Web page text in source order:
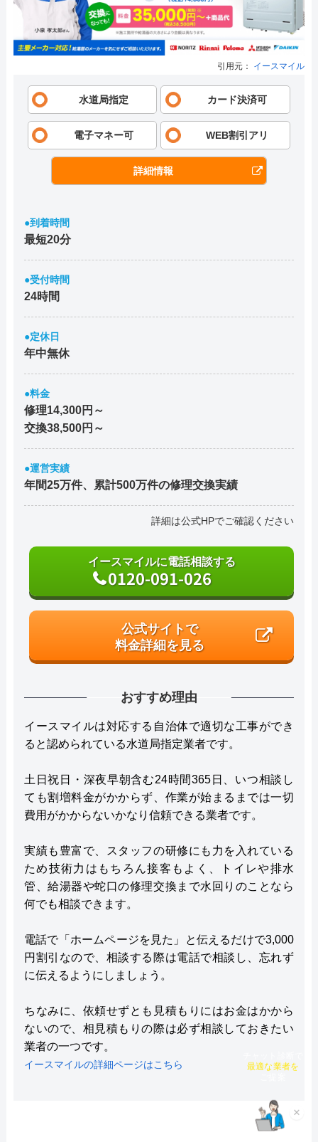
引用元： イースマイル
水道局指定 カード決済可
電子マネー可 WEB割引アリ
詳細情報
●到着時間
最短20分
●受付時間
24時間
●定休日
年中無休
●料金
修理14,300円～
交換38,500円～
●運営実績
年間25万件、累計500万件の修理交換実績
詳細は公式HPでご確認ください
イースマイルに電話相談する
0120-091-026
公式サイトで
料金詳細を見る
おすすめ理由
イースマイルは対応する自治体で適切な工事ができ
ると認められている水道局指定業者です。
土日祝日・深夜早朝含む24時間365日、いつ相談し
ても割増料金がかからず、作業が始まるまでは一切
費用がかからないかなり信頼できる業者です。
実績も豊富で、スタッフの研修にも力を入れている
ため技術力はもちろん接客もよく、トイレや排水
管、給湯器や蛇口の修理交換まで水回りのことなら
何でも相談できます。
電話で「ホームページを見た」と伝えるだけで3,000
円割引なので、相談する際は電話で相談し、忘れず
に伝えるようにしましょう。
ちなみに、依頼せずとも見積もりにはお金はかから
ないので、相見積もりの際は必ず相談しておきたい
業者の一つです。
イースマイルの詳細ページはこちら
×
チャット診断で
最適な業者を